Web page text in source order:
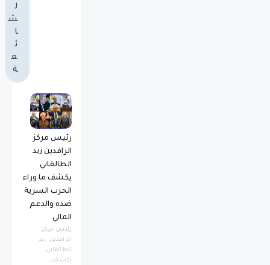
ل
ش
ا
ئ
ع
ة
رئيس مركز
الرافدين زيد
الطالقاني
يكشف ما وراء
الحرب السرية
ضده والدعم
المالي
رئيس مركز
الرافدين زيد
الطالقاني
يكشف...